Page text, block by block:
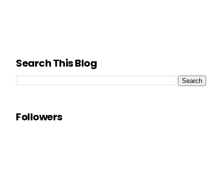
Search This Blog
Followers